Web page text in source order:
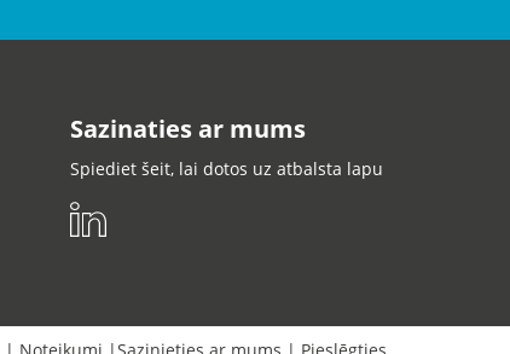
Sazinaties ar mums
Spiediet šeit, lai dotos uz atbalsta lapu
| Noteikumi | Sazinieties ar mums | Pieslēgties